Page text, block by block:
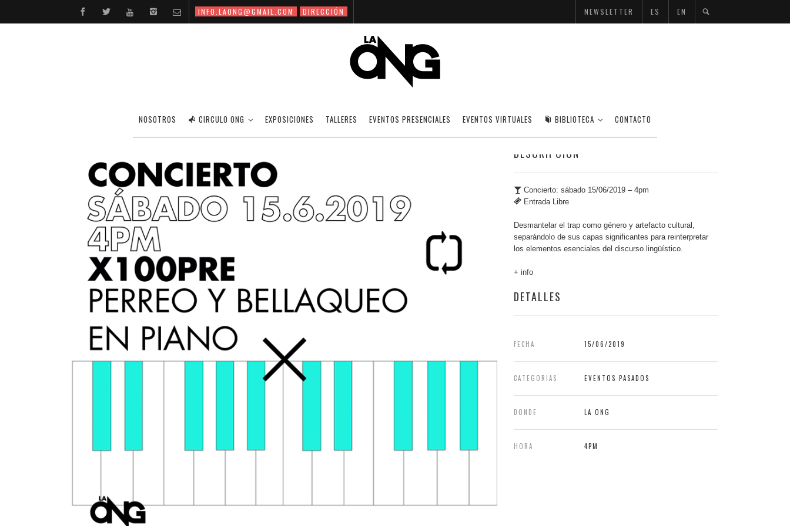
INFO.LAONG@GMAIL.COM DIRECCIÓN NEWSLETTER ES EN
NOSOTROS CIRCULO ONG EXPOSICIONES TALLERES EVENTOS PRESENCIALES EVENTOS VIRTUALES BIBLIOTECA CONTACTO
CONCIERTO: X100PRE PERREO Y BELLEQUEO EN PIANO
DESCRIPCIÓN
Concierto: sábado 15/06/2019 – 4pm
Entrada Libre
Desmantelar el trap como género y artefacto cultural,
separándolo de sus capas significantes para reinterpretar
los elementos esenciales del discurso lingüístico.
+ info
DETALLES
FECHA 15/06/2019
CATEGORIAS EVENTOS PASADOS
DONDE LA ONG
HORA 4PM